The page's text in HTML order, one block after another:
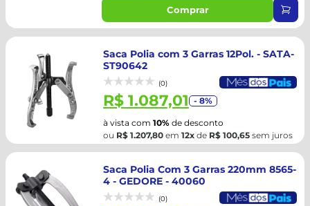
Comprar
Saca Polia com 3 Garras 12Pol. - SATA-
ST90642
(0)
R$ 1.087,01 - 8%
à vista com 10% de desconto
ou R$ 1.207,80 em 12x de R$ 100,65 sem juros
Saca Polia Com 3 Garras 220mm 8565-
4 - GEDORE - 40060
(0)